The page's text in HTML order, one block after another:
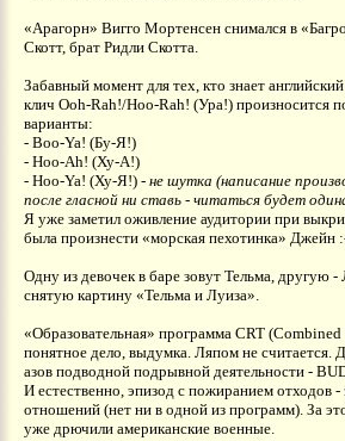
«Арагорн» Вигго Мортенсен снимался в
Скотт, брат Ридли Скотта.
Забавный момент для тех, кто знает
клич Ooh-Rah!/Hoo-Rah! (Ура!) произносится
варианты:
- Boo-Ya! (Бу-Я!)
- Hoo-Ah! (Ху-А!)
- Hoo-Ya! (Ху-Я!) - не шутка (написание
после гласной ни ставь - читаться будет
Я уже заметил оживление аудитории при
была произнести «морская пехотинка» Джейн
Одну из девочек в баре зовут Тельма, другую
снятую картину «Тельма и Луиза».
«Образовательная» программа CRT
понятное дело, выдумка. Ляпом не считается.
азов подводной подрывной деятельности -
И естественно, эпизод с пожиранием отходов
отношений (нет ни в одной из программ). За
уже дрючили американские военные.